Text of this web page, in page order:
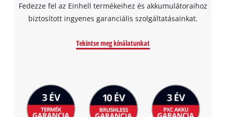
Fedezze fel az Einhell termékeihez és akkumulátoraihoz
biztosított ingyenes garanciális szolgáltatásainkat.
Tekintse meg kínálatunkat